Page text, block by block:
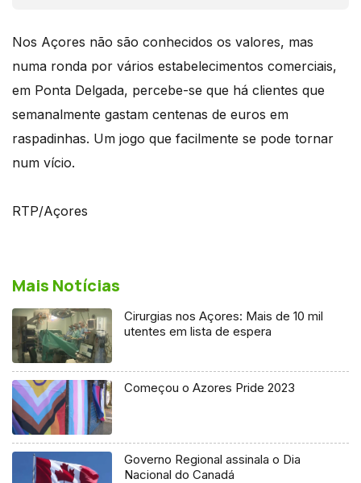
Nos Açores não são conhecidos os valores, mas
numa ronda por vários estabelecimentos comerciais,
em Ponta Delgada, percebe-se que há clientes que
semanalmente gastam centenas de euros em
raspadinhas. Um jogo que facilmente se pode tornar
num vício.
RTP/Açores
Mais Notícias
Cirurgias nos Açores: Mais de 10 mil
utentes em lista de espera
Começou o Azores Pride 2023
Governo Regional assinala o Dia
Nacional do Canadá